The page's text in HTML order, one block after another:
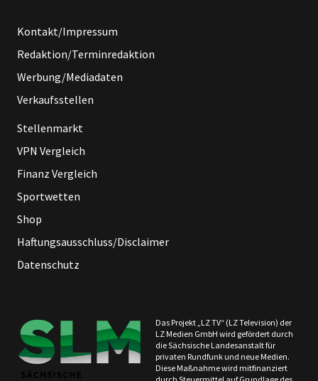
Kontakt/Impressum
Redaktion/Terminredaktion
Werbung/Mediadaten
Verkaufsstellen
Stellenmarkt
VPN Vergleich
Finanz Vergleich
Sportwetten
Shop
Haftungsausschluss/Disclaimer
Datenschutz
Das Projekt „LZ TV“ (LZ Television) der
LZ Medien GmbH wird gefördert durch
die Sächsische Landesanstalt für
privaten Rundfunk und neue Medien.
Diese Maßnahme wird mitfinanziert